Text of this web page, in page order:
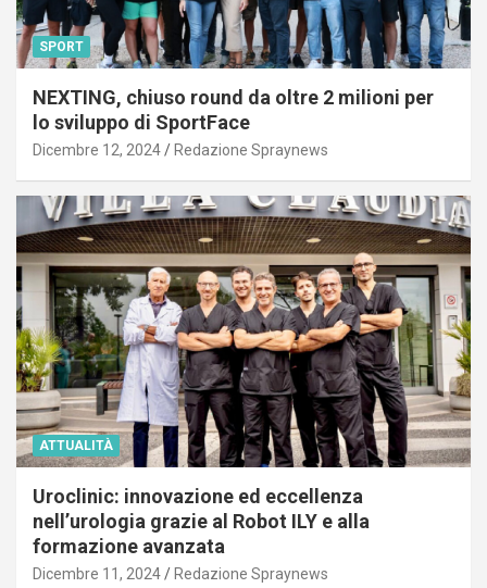
SPORT
NEXTING, chiuso round da oltre 2 milioni per
lo sviluppo di SportFace
Dicembre 12, 2024 Redazione Spraynews
ATTUALITÀ
Uroclinic: innovazione ed eccellenza
nell’urologia grazie al Robot ILY e alla
formazione avanzata
Dicembre 11, 2024 Redazione Spraynews